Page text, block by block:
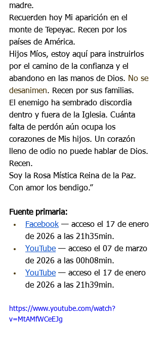
madre.
Recuerden hoy Mi aparición en el
monte de Tepeyac. Recen por los
países de América.
Hijos Míos, estoy aquí para instruirlos
por el camino de la confianza y el
abandono en las manos de Dios. No se
desanimen. Recen por sus familias.
El enemigo ha sembrado discordia
dentro y fuera de la Iglesia. Cuánta
falta de perdón aún ocupa los
corazones de Mis hijos. Un corazón
lleno de odio no puede hablar de Dios.
Recen.
Soy la Rosa Mística Reina de la Paz.
Con amor los bendigo.”
Fuente primaria:
Facebook — acceso el 17 de enero
de 2026 a las 21h35min.
YouTube — acceso el 07 de marzo
de 2026 a las 00h08min.
YouTube — acceso el 17 de enero
de 2026 a las 21h39min.
https://www.youtube.com/watch?
v=MtAMfWCeEJg